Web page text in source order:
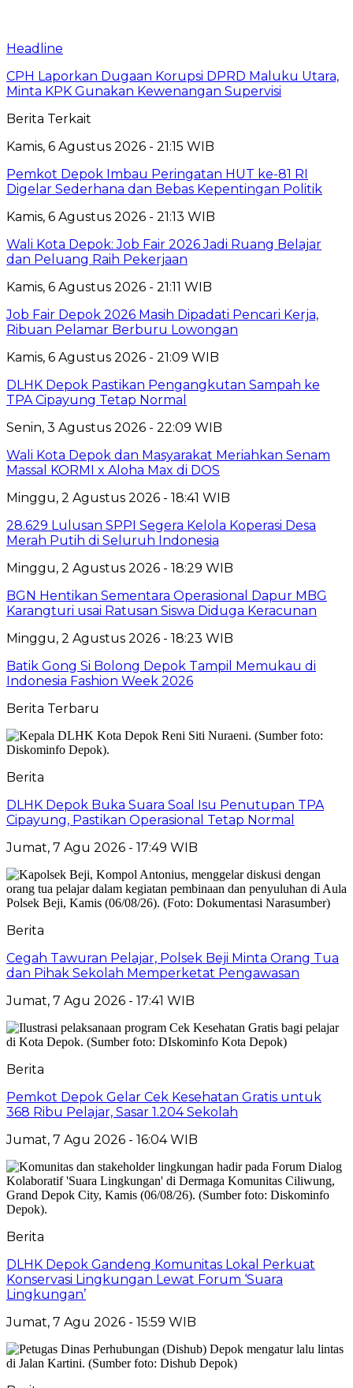
Headline
CPH Laporkan Dugaan Korupsi DPRD Maluku Utara,
Minta KPK Gunakan Kewenangan Supervisi
Berita Terkait
Kamis, 6 Agustus 2026 - 21:15 WIB
Pemkot Depok Imbau Peringatan HUT ke-81 RI
Digelar Sederhana dan Bebas Kepentingan Politik
Kamis, 6 Agustus 2026 - 21:13 WIB
Wali Kota Depok: Job Fair 2026 Jadi Ruang Belajar
dan Peluang Raih Pekerjaan
Kamis, 6 Agustus 2026 - 21:11 WIB
Job Fair Depok 2026 Masih Dipadati Pencari Kerja,
Ribuan Pelamar Berburu Lowongan
Kamis, 6 Agustus 2026 - 21:09 WIB
DLHK Depok Pastikan Pengangkutan Sampah ke
TPA Cipayung Tetap Normal
Senin, 3 Agustus 2026 - 22:09 WIB
Wali Kota Depok dan Masyarakat Meriahkan Senam
Massal KORMI x Aloha Max di DOS
Minggu, 2 Agustus 2026 - 18:41 WIB
28.629 Lulusan SPPI Segera Kelola Koperasi Desa
Merah Putih di Seluruh Indonesia
Minggu, 2 Agustus 2026 - 18:29 WIB
BGN Hentikan Sementara Operasional Dapur MBG
Karangturi usai Ratusan Siswa Diduga Keracunan
Minggu, 2 Agustus 2026 - 18:23 WIB
Batik Gong Si Bolong Depok Tampil Memukau di
Indonesia Fashion Week 2026
Berita Terbaru
Berita
DLHK Depok Buka Suara Soal Isu Penutupan TPA
Cipayung, Pastikan Operasional Tetap Normal
Jumat, 7 Agu 2026 - 17:49 WIB
Berita
Cegah Tawuran Pelajar, Polsek Beji Minta Orang Tua
dan Pihak Sekolah Memperketat Pengawasan
Jumat, 7 Agu 2026 - 17:41 WIB
Berita
Pemkot Depok Gelar Cek Kesehatan Gratis untuk
368 Ribu Pelajar, Sasar 1.204 Sekolah
Jumat, 7 Agu 2026 - 16:04 WIB
Berita
DLHK Depok Gandeng Komunitas Lokal Perkuat
Konservasi Lingkungan Lewat Forum ‘Suara
Lingkungan’
Jumat, 7 Agu 2026 - 15:59 WIB